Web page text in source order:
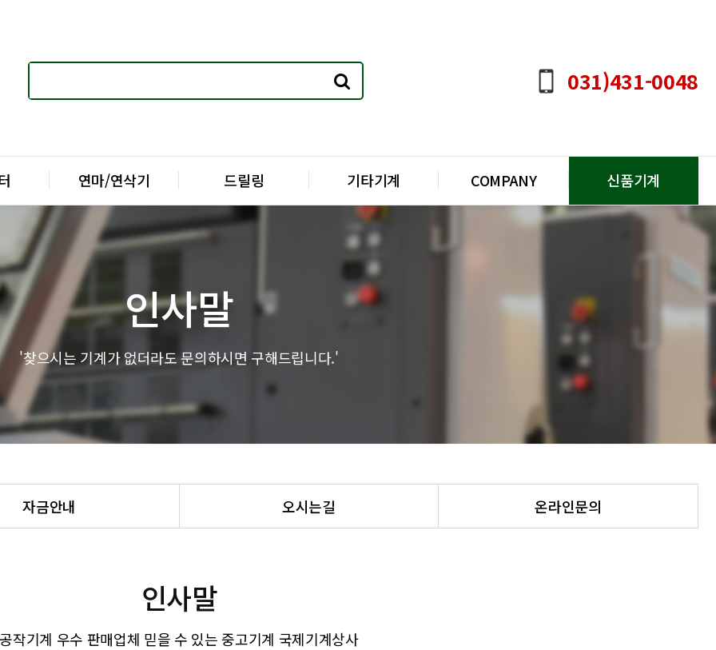
031)431-0048
연마/연삭기 드릴링 기타기계 COMPANY 신품기계
인사말
'찾으시는 기계가 없더라도 문의하시면 구해드립니다.'
자금안내 오시는길 온라인문의
인사말
공작기계 우수 판매업체 믿을 수 있는 중고기계 국제기계상사